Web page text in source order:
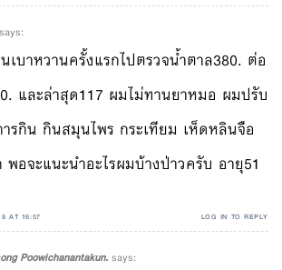
says:
เบาหวานครั้งแรกไปตรวจน้ำตาล380. ต่อ
และล่าสุด117 ผมไม่ทานยาหมอ ผมปรับ
รกิน กินสมุนไพร กระเทียม เห็ดหลินจือ
อจะแนะนำอะไรผมบ้างป่าวครับ อายุ51
AT 16:57 LOG IN TO REPLY
Poowichanantakun.says: